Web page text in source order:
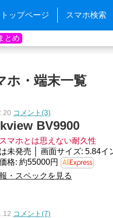
トップページ スマホ検索
とめ
ホ・端末一覧
コメント(3)
BV9900
マホとは思えない耐久性
格: 約55000円
・スペックを見る
コメント(7)